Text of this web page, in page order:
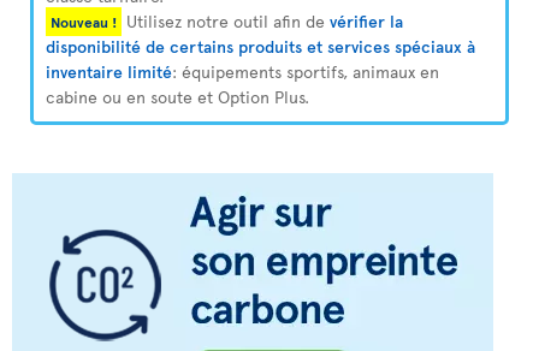
Nouveau ! Utilisez notre outil afin de vérifier la
disponibilité de certains produits et services spéciaux à
inventaire limité: équipements sportifs, animaux en
cabine ou en soute et Option Plus.